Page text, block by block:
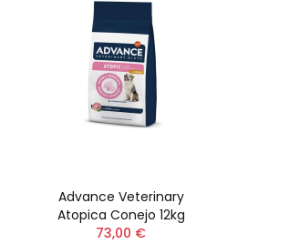
Advance Veterinary
Atopica Conejo 12kg
73,00 €